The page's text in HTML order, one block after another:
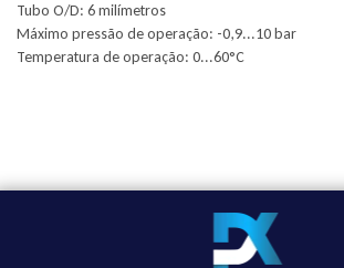
Tubo O/D: 6 milímetros
Máximo pressão de operação: -0,9...10 bar
Temperatura de operação: 0...60°C